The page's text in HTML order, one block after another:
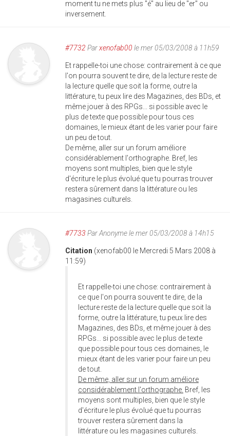
moment tu ne mets plus "é" au lieu de "er" ou
inversement.
#7732 Parxenofab00 le mer 05/03/2008 à 11h59
Et rappelle-toi une chose: contrairement à ce que
l'on pourra souvent te dire, de la lecture reste de
la lecture quelle que soit la forme, outre la
littérature, tu peux lire des Magazines, des BDs, et
même jouer à des RPGs... si possible avec le
plus de texte que possible pour tous ces
domaines, le mieux étant de les varier pour faire
un peu de tout.
De même, aller sur un forum améliore
considérablement l'orthographe. Bref, les
moyens sont multiples, bien que le style
d'écriture le plus évolué que tu pourras trouver
restera sûrement dans la littérature ou les
magasines culturels.
#7733 ParAnonymele mer 05/03/2008 à 14h15
Citation (xenofab00 le Mercredi 5 Mars 2008 à
11:59)
Et rappelle-toi une chose: contrairement à
ce que l'on pourra souvent te dire, de la
lecture reste de la lecture quelle que soit la
forme, outre la littérature, tu peux lire des
Magazines, des BDs, et même jouer à des
RPGs... si possible avec le plus de texte
que possible pour tous ces domaines, le
mieux étant de les varier pour faire un peu
de tout.
De même, aller sur un forum améliore
considérablement l'orthographe. Bref, les
moyens sont multiples, bien que le style
d'écriture le plus évolué que tu pourras
trouver restera sûrement dans la
littérature ou les magasines culturels.